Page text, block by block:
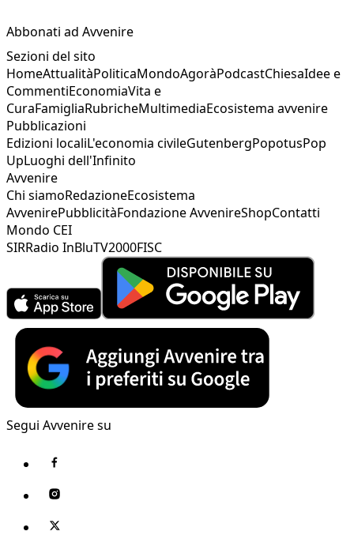
Abbonati ad Avvenire
Sezioni del sito
HomeAttualitàPoliticaMondoAgoràPodcastChiesaIdee e
CommentiEconomiaVita e
CuraFamigliaRubricheMultimediaEcosistema avvenire
Pubblicazioni
Edizioni localiL'economia civileGutenbergPopotusPop
UpLuoghi dell'Infinito
Avvenire
Chi siamoRedazioneEcosistema
AvvenirePubblicitàFondazione AvvenireShopContatti
Mondo CEI
SIRRadio InBluTV2000FISC
Segui Avvenire su